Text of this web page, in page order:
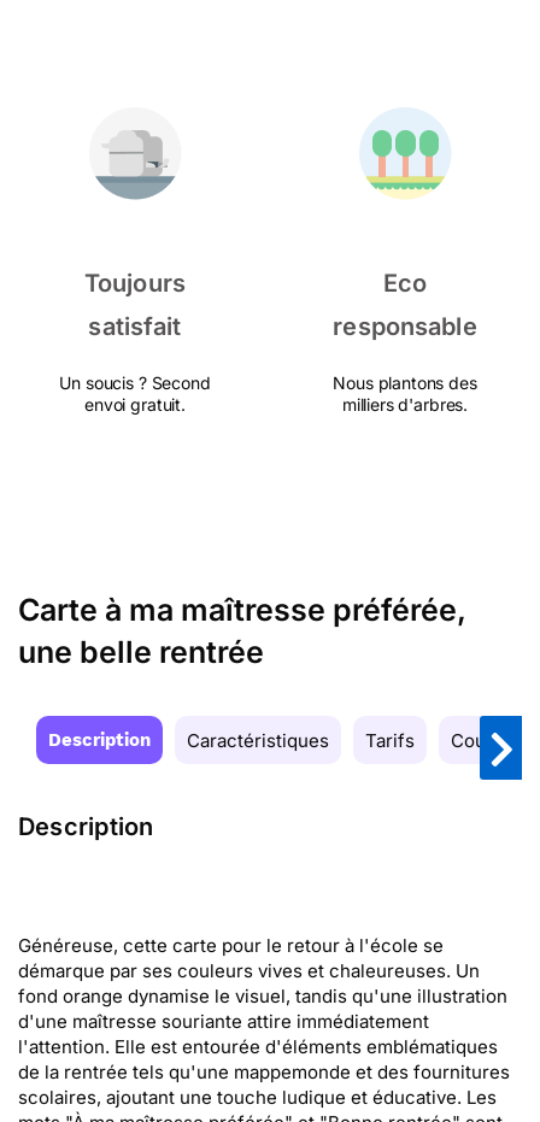
Toujours
satisfait
Un soucis ? Second
envoi gratuit.
Eco
responsable
Nous plantons des
milliers d'arbres.
Carte à ma maîtresse préférée,
une belle rentrée
Description Caractéristiques Tarifs Couleurs
Description
Généreuse, cette carte pour le retour à l'école se
démarque par ses couleurs vives et chaleureuses. Un
fond orange dynamise le visuel, tandis qu'une illustration
d'une maîtresse souriante attire immédiatement
l'attention. Elle est entourée d'éléments emblématiques
de la rentrée tels qu'une mappemonde et des fournitures
scolaires, ajoutant une touche ludique et éducative. Les